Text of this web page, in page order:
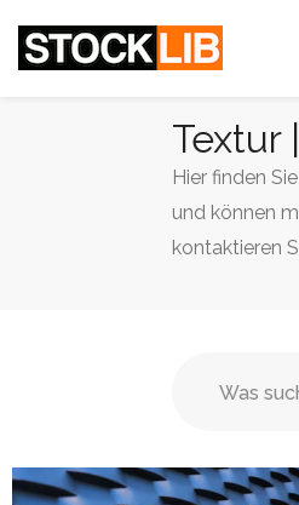
Textur
Hier finden
und können
kontaktieren